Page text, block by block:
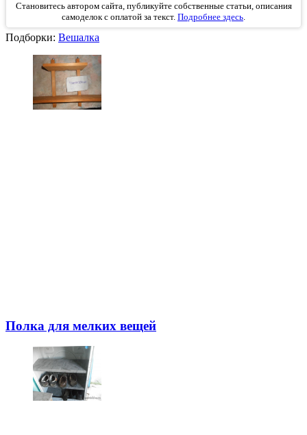
Становитесь автором сайта, публикуйте собственные статьи, описания
самоделок с оплатой за текст. Подробнее здесь.
Подборки: Вешалка
Полка для мелких вещей